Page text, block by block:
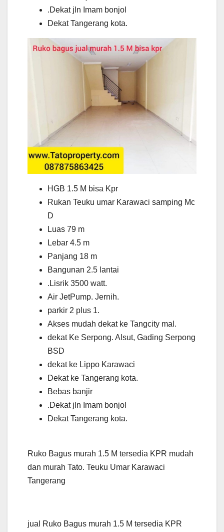
.Dekat jln Imam bonjol
Dekat Tangerang kota.
HGB 1.5 M bisa Kpr
Rukan Teuku umar Karawaci samping Mc
D
Luas 79 m
Lebar 4.5 m
Panjang 18 m
Bangunan 2.5 lantai
.Lisrik 3500 watt.
Air JetPump. Jernih.
parkir 2 plus 1.
Akses mudah dekat ke Tangcity mal.
dekat Ke Serpong. Alsut, Gading Serpong
BSD
dekat ke Lippo Karawaci
Dekat ke Tangerang kota.
Bebas banjir
.Dekat jln Imam bonjol
Dekat Tangerang kota.
Ruko Bagus murah 1.5 M tersedia KPR mudah
dan murah Tato. Teuku Umar Karawaci
Tangerang
jual Ruko Bagus murah 1.5 M tersedia KPR